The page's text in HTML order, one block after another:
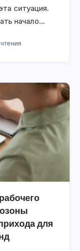
ситуация.
начало…
для